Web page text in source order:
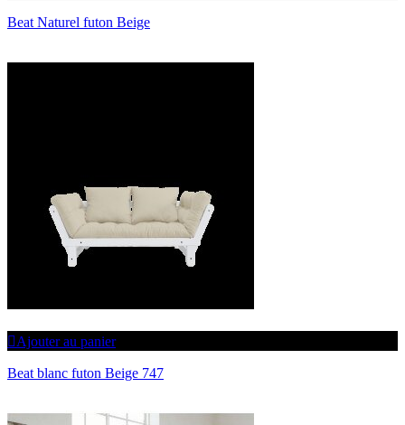
Beat Naturel futon Beige
Ajouter au panier
Beat blanc futon Beige 747